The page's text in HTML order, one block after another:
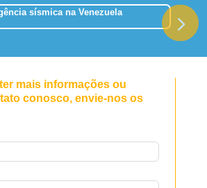
sísmica na Venezuela
mais informações ou
conosco, envie-nos os